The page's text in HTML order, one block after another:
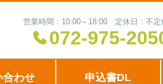
営業時間：10:00～18:00 定休日：不定
072-975-
合わせ 申込書DL